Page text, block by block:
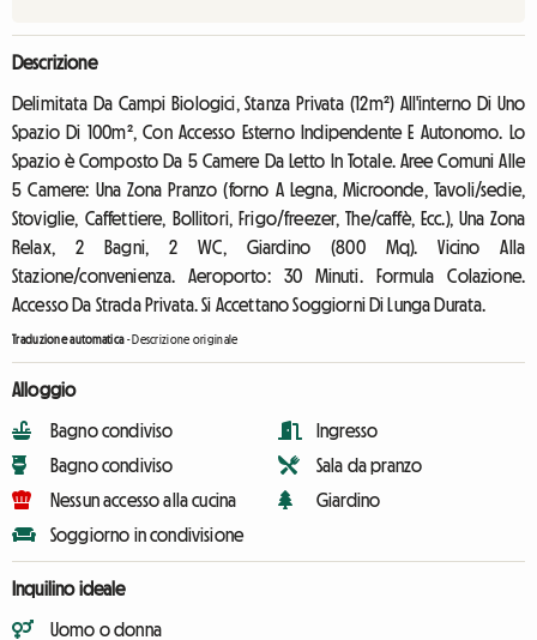
Descrizione
Delimitata Da Campi Biologici, Stanza Privata (12m²) All'interno Di Uno
Spazio Di 100m², Con Accesso Esterno Indipendente E Autonomo. Lo
Spazio è Composto Da 5 Camere Da Letto In Totale. Aree Comuni Alle
5 Camere: Una Zona Pranzo (forno A Legna, Microonde, Tavoli/sedie,
Stoviglie, Caffettiere, Bollitori, Frigo/freezer, The/caffè, Ecc.), Una Zona
Relax, 2 Bagni, 2 WC, Giardino (800 Mq). Vicino Alla
Stazione/convenienza. Aeroporto: 30 Minuti. Formula Colazione.
Accesso Da Strada Privata. Si Accettano Soggiorni Di Lunga Durata.
Traduzione automatica-Descrizione originale
Alloggio
Bagno condiviso
Bagno condiviso
Nessun accesso alla cucina
Soggiorno in condivisione
Ingresso
Sala da pranzo
Giardino
Inquilino ideale
Uomo o donna